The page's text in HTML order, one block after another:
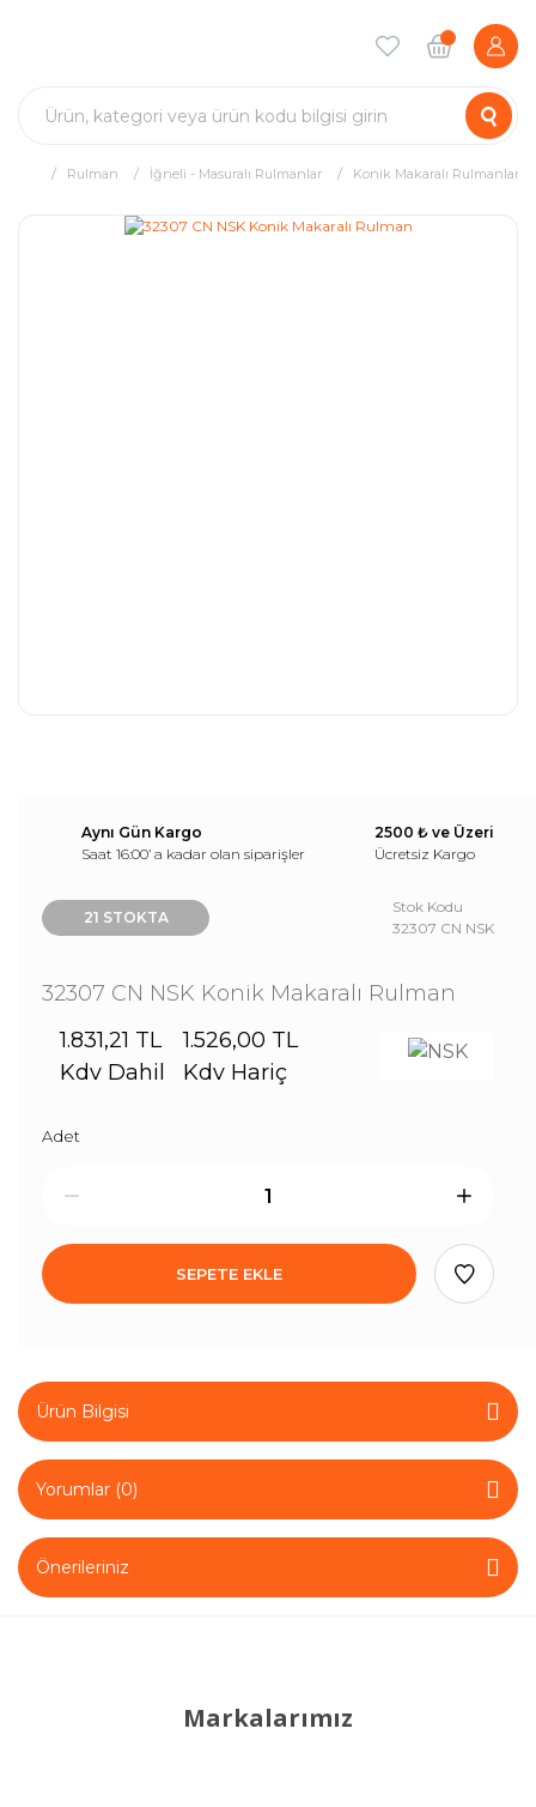
Rulman İğneli - Masuralı Rulmanlar Konik Makaralı Rulmanlar
Aynı Gün Kargo
Saat 16:00’ a kadar olan siparişler
2500 ₺ ve Üzeri
Ücretsiz Kargo
21 STOKTA
Stok Kodu
32307 CN NSK
32307 CN NSK Konik Makaralı Rulman
1.831,21 TL
Kdv Dahil
1.526,00 TL
Kdv Hariç
Adet
SEPETE EKLE
Ürün Bilgisi
Yorumlar (0)
Önerileriniz
Markalarımız